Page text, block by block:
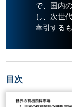
で、国内
し、次世
牽引する
目次